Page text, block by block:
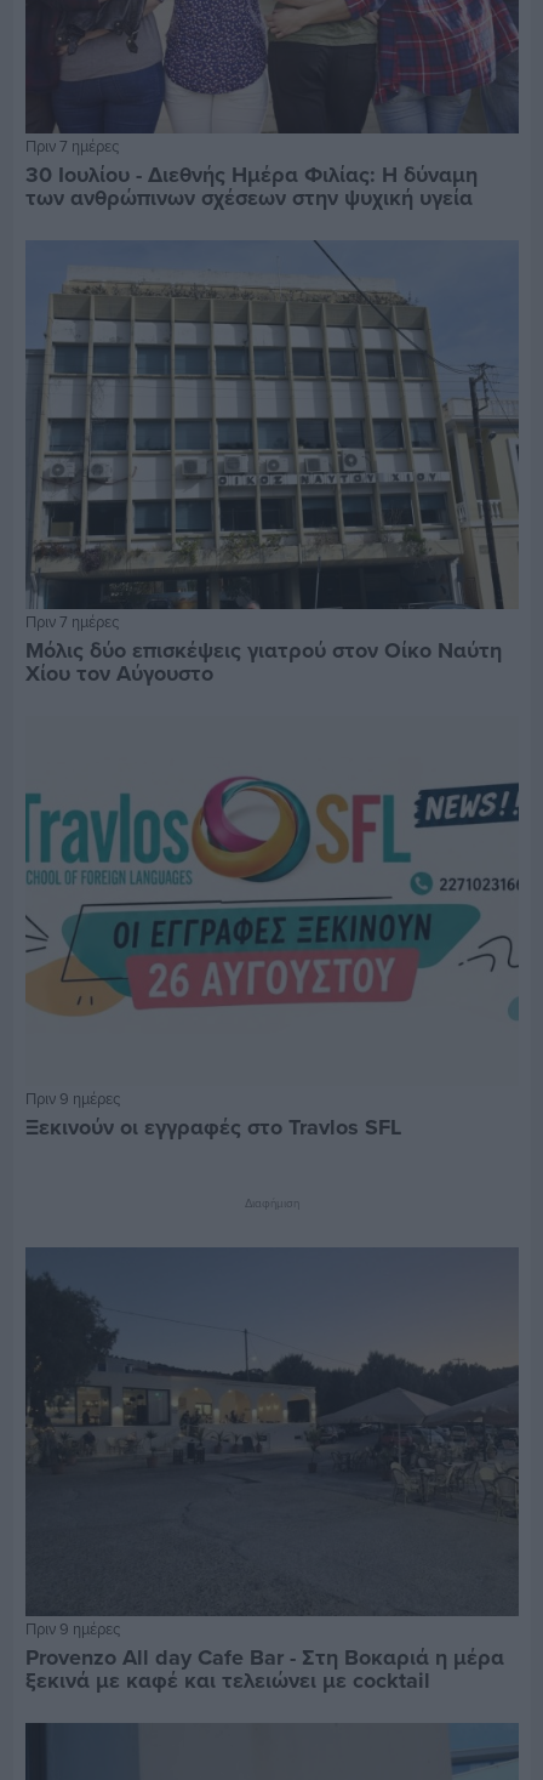
Πριν 7 ημέρες
30 Ιουλίου - Διεθνής Ημέρα Φιλίας: Η δύναμη
των ανθρώπινων σχέσεων στην ψυχική υγεία
Πριν 7 ημέρες
Μόλις δύο επισκέψεις γιατρού στον Οίκο Ναύτη
Χίου τον Αύγουστο
Πριν 9 ημέρες
Ξεκινούν οι εγγραφές στο Travlos SFL
Διαφήμιση
Πριν 9 ημέρες
Provenzo All day Cafe Bar - Στη Βοκαριά η μέρα
ξεκινά με καφέ και τελειώνει με cocktail